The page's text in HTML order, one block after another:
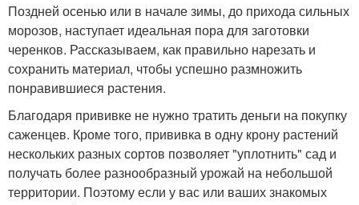
Поздней осенью или в начале зимы, до прихода сильных
морозов, наступает идеальная пора для заготовки
черенков. Рассказываем, как правильно нарезать и
сохранить материал, чтобы успешно размножить
понравившиеся растения.
Благодаря прививке не нужно тратить деньги на покупку
саженцев. Кроме того, прививка в одну крону растений
нескольких разных сортов позволяет "уплотнить" сад и
получать более разнообразный урожай на небольшой
территории. Поэтому если у вас или ваших знакомых